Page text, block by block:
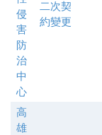
侵
害
防
治
中
心
二次契
約變更
高
雄